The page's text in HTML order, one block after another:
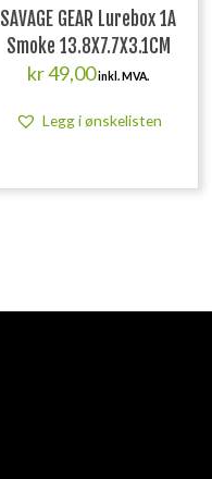
SAVAGE GEAR Lurebox 1A
Smoke 13.8X7.7X3.1CM
kr49,00inkl. MVA.
Legg i ønskelisten